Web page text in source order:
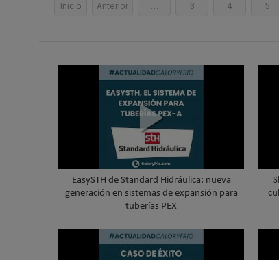
Inicio Anterior … 3 4 5
EasySTH de Standard Hidráulica: nueva
generación en sistemas de expansión para
tuberías PEX